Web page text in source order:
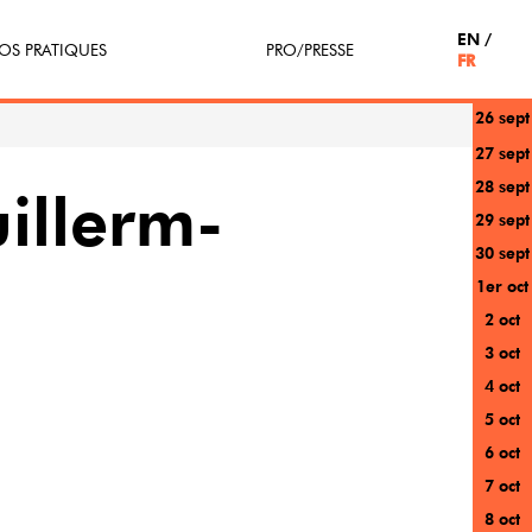
PRATIQUES PRO/PRESSE
EN
FR
26 sept
27 sept
28 sept
29 sept
30 sept
1er oct
2 oct
3 oct
4 oct
5 oct
6 oct
7 oct
8 oct